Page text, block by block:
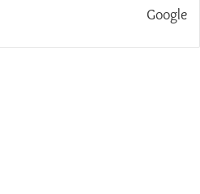
Google